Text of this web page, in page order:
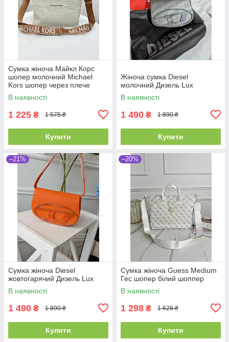
Сумка жіноча Майкл Корс
шопер молочний Michael
Kors шопер через плече
В наявності
1 225 ₴ 1 575 ₴
Купити
Жіноча сумка Diesel
молочний Дизель Lux
В наявності
1 490 ₴ 1 890 ₴
Купити
–21%
Сумка жіноча Diesel
жовтогарячий Дизель Lux
В наявності
1 490 ₴ 1 890 ₴
Купити
–20%
Сумка жіноча Guess Medium
Гес шопер білий шоппер
В наявності
1 298 ₴ 1 628 ₴
Купити